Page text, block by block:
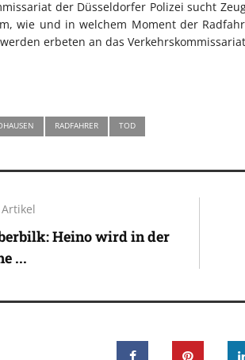
der Düsseldorfer Polizei sucht
wie und in welchem Moment der
erbeten an das
RADFAHRER TOD
Heino wird in der
...